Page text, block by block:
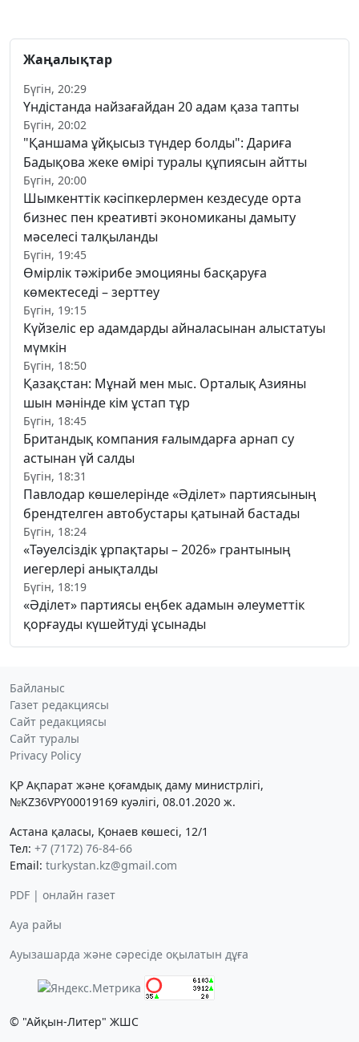
Жаңалықтар
Бүгін, 20:29
Үндістанда найзағайдан 20 адам қаза тапты
Бүгін, 20:02
"Қаншама ұйқысыз түндер болды": Дариға
Бадықова жеке өмірі туралы құпиясын айтты
Бүгін, 20:00
Шымкенттік кәсіпкерлермен кездесуде орта
бизнес пен креативті экономиканы дамыту
мәселесі талқыланды
Бүгін, 19:45
Өмірлік тәжірибе эмоцияны басқаруға
көмектеседі – зерттеу
Бүгін, 19:15
Күйзеліс ер адамдарды айналасынан алыстатуы
мүмкін
Бүгін, 18:50
Қазақстан: Мұнай мен мыс. Орталық Азияны
шын мәнінде кім ұстап тұр
Бүгін, 18:45
Британдық компания ғалымдарға арнап су
астынан үй салды
Бүгін, 18:31
Павлодар көшелерінде «Әділет» партиясының
брендтелген автобустары қатынай бастады
Бүгін, 18:24
«Тәуелсіздік ұрпақтары – 2026» грантының
иегерлері анықталды
Бүгін, 18:19
«Әділет» партиясы еңбек адамын әлеуметтік
қорғауды күшейтуді ұсынады
Байланыс
Газет редакциясы
Сайт редакциясы
Сайт туралы
Privacy Policy
ҚР Ақпарат және қоғамдық даму министрлігі,
№KZ36VPY00019169 куәлігі, 08.01.2020 ж.
Астана қаласы, Қонаев көшесі, 12/1
Тел: +7 (7172) 76-84-66
Email: turkystan.kz@gmail.com
PDF | онлайн газет
Ауа райы
Ауызашарда және сәресіде оқылатын дұға
© "Айқын-Литер" ЖШС